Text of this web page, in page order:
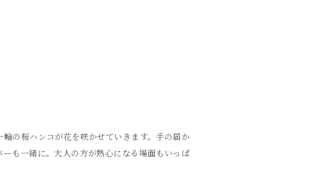
の桜ハンコが花を咲かせていきます。手の届か
も一緒に。大人の方が熱心になる場面もいっぱ